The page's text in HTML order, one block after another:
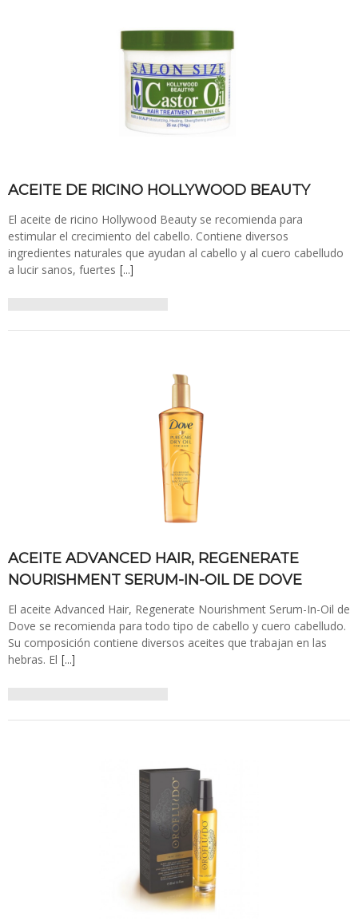
ACEITE DE RICINO HOLLYWOOD BEAUTY
El aceite de ricino Hollywood Beauty se recomienda para
estimular el crecimiento del cabello. Contiene diversos
ingredientes naturales que ayudan al cabello y al cuero cabelludo
a lucir sanos, fuertes […]
ACEITE ADVANCED HAIR, REGENERATE
NOURISHMENT SERUM-IN-OIL DE DOVE
El aceite Advanced Hair, Regenerate Nourishment Serum-In-Oil de
Dove se recomienda para todo tipo de cabello y cuero cabelludo.
Su composición contiene diversos aceites que trabajan en las
hebras. El […]